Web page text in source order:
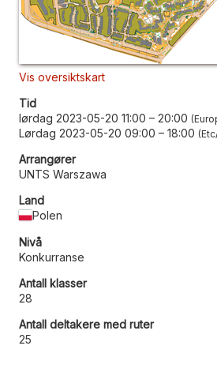
Vis oversiktskart
Tid
lørdag 2023-05-20 11:00 – 20:00
Lørdag 2023-05-20 09:00 – 18:00
Arrangører
UNTS Warszawa
Land
Polen
Nivå
Konkurranse
Antall klasser
28
Antall deltakere med ruter
25